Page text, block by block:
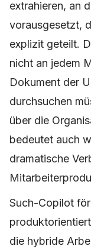
extrahieren, an
vorausgesetzt,
explizit geteilt.
nicht an jedem
Dokument der
durchsuchen
über die
bedeutet auch
dramatische
Such-Copilot
die hybride